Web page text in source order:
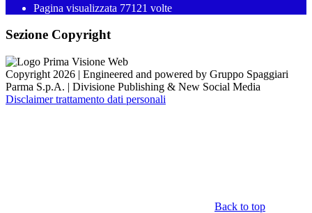
Pagina visualizzata 77121 volte
Sezione Copyright
Copyright 2026 | Engineered and powered by Gruppo Spaggiari
Parma S.p.A. | Divisione Publishing & New Social Media
Disclaimer trattamento dati personali
Back to top